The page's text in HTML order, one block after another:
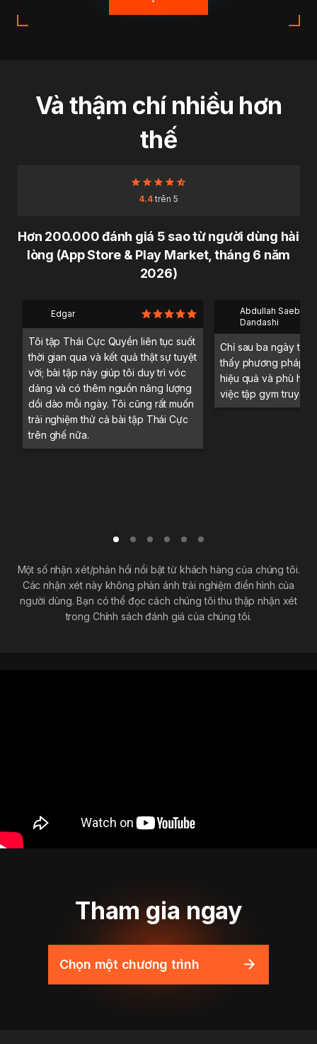
Và thậm chí nhiều hơn
thế
4.4trên 5
Hơn 200.000 đánh giá 5 sao từ người dùng hài
lòng (App Store & Play Market, tháng 6 năm
2026)
Edgar
Tôi tập Thái Cực Quyền liên tục suốt
thời gian qua và kết quả thật sự tuyệt
vời; bài tập này giúp tôi duy trì vóc
dáng và có thêm nguồn năng lượng
dồi dào mỗi ngày. Tôi cũng rất muốn
trải nghiệm thử cả bài tập Thái Cực
trên ghế nữa.
Abdullah Saeb Al
Dandashi
Chỉ sau ba ngày trải
thấy phương pháp
hiệu quả và phù hợp
việc tập gym truyền
Một số nhận xét/phản hồi nổi bật từ khách hàng của chúng tôi.
Các nhận xét này không phản ánh trải nghiệm điển hình của
người dùng. Bạn có thể đọc cách chúng tôi thu thập nhận xét
trong Chính sách đánh giá của chúng tôi.
Tham gia ngay
Chọn một chương trình